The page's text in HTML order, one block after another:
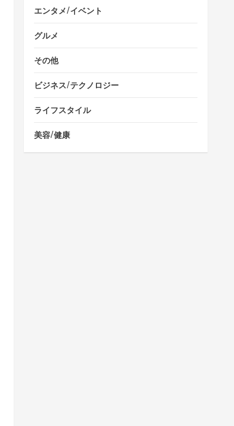
エンタメ/イベント
グルメ
その他
ビジネス/テクノロジー
ライフスタイル
美容/健康